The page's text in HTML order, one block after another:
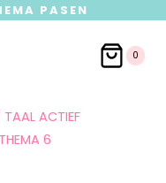
PASEN
0
TAAL ACTIEF
6